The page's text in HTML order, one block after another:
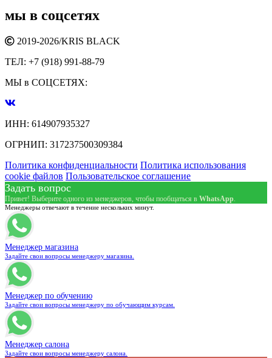
мы в соцсетях
2019-2026/KRIS BLACK
ТЕЛ: +7 (918) 991-88-79
МЫ в СОЦСЕТЯХ:
ИНН: 614907935327
ОГРНИП: 317237500309384
Политика конфиденциальности Политика использования
cookie файлов Пользовательское соглашение
Задать вопрос
Привет! Выберите одного из менеджеров, чтобы пообщаться в WhatsApp
Менеджеры отвечают в течение нескольких минут.
Менеджер магазина
Задайте свои вопросы менеджеру магазина.
Менеджер по обучению
Задайте свои вопросы менеджеру по обучающим курсам.
Менеджер салона
Задайте свои вопросы менеджеру салона.